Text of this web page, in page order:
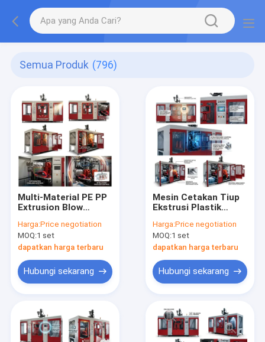
Semua Produk (796)
Multi-Material PE PP
Extrusion Blow
MP100FD 100mm
Harga:Price negotiation
MOQ:1 set
dapatkan harga terbaru
Hubungi sekarang
Mesin Cetakan Tiup
Ekstrusi Plastik
MP100FD
Harga:Price negotiation
MOQ:1 set
dapatkan harga terbaru
Hubungi sekarang